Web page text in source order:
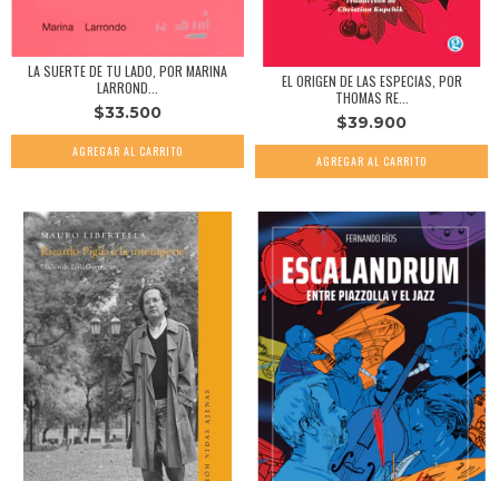
LA SUERTE DE TU LADO, POR MARINA
LARROND...
$33.500
EL ORIGEN DE LAS ESPECIAS, POR
THOMAS RE...
$39.900